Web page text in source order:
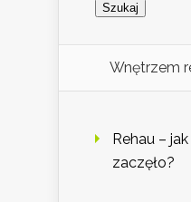
Wnętrzem
Rehau –
zaczęło?